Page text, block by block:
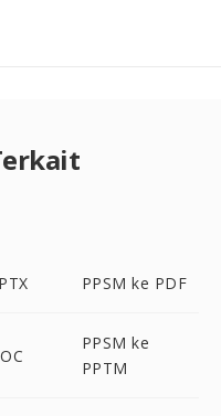
PPSM ke PDF
PPSM ke
PPTM